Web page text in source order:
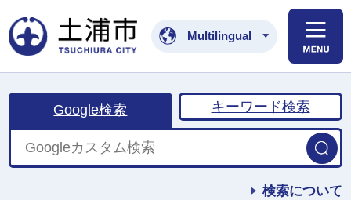
土浦市公式ホームペ
Multilingual
Google検索 キーワード検索
検索について